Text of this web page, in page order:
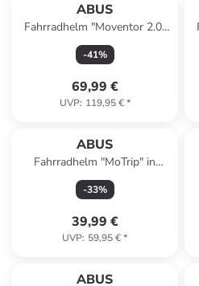
ABUS
Fahrradhelm "Moventor 2.0"
in Grau
-41%
69,99 €
UVP: 119,95 €*
ABUS
Fahrradhelm "MoTrip" in
Dunkelgrün
-33%
39,99 €
UVP: 59,95 €*
ABUS